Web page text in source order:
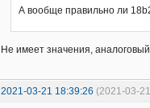
А вообще правильно ли
Не имеет значения,
2021-03-21 18:39:26 (2021-03-